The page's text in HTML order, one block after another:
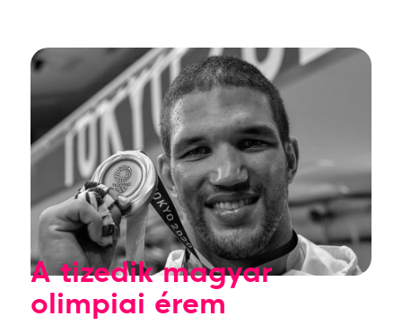
A tizedik magyar
olimpiai érem